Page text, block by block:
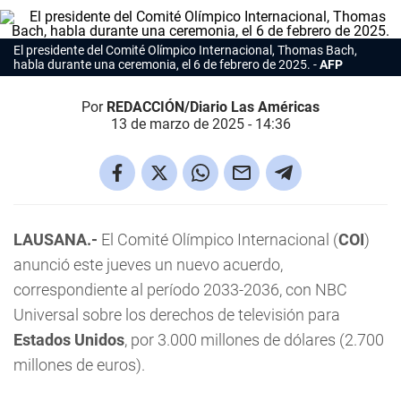
El presidente del Comité Olímpico Internacional, Thomas Bach,
habla durante una ceremonia, el 6 de febrero de 2025.
AFP
Por REDACCIÓN/Diario Las Américas
13 de marzo de 2025 - 14:36
LAUSANA.- El Comité Olímpico Internacional (COI)
anunció este jueves un nuevo acuerdo,
correspondiente al período 2033-2036, con NBC
Universal sobre los derechos de televisión para
Estados Unidos, por 3.000 millones de dólares (2.700
millones de euros).